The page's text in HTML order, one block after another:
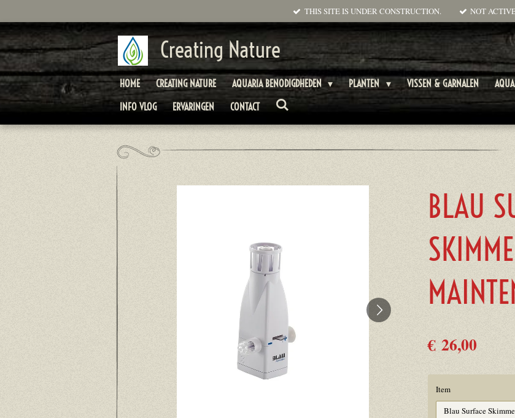
naar
de
hoofdinhoud
THIS SITE IS UNDER CONSTRUCTION. NOT
Creating Nature
HOME CREATING NATURE AQUARIA BENODIGDHEDEN PLANTEN VISSEN & GARNALEN
INFO VLOG
ERVARINGEN CONTACT
BLAU
€ 26,00
Item